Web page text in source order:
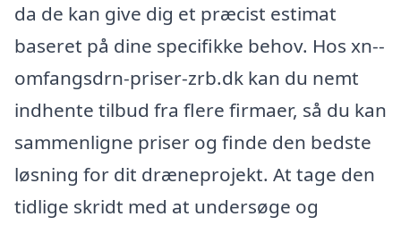
da de kan give dig et præcist estimat
baseret på dine specifikke behov. Hos xn--
omfangsdrn-priser-zrb.dk kan du nemt
indhente tilbud fra flere firmaer, så du kan
sammenligne priser og finde den bedste
løsning for dit dræneprojekt. At tage den
tidlige skridt med at undersøge og